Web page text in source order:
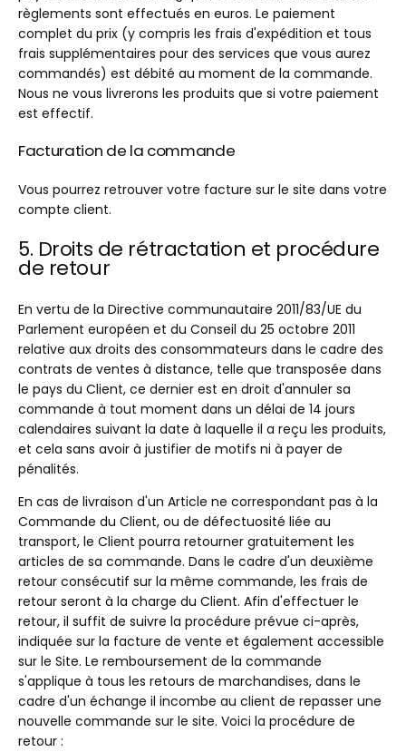
règlements sont effectués en euros. Le paiement
complet du prix (y compris les frais d'expédition et tous
frais supplémentaires pour des services que vous aurez
commandés) est débité au moment de la commande.
Nous ne vous livrerons les produits que si votre paiement
est effectif.
Facturation de la commande
Vous pourrez retrouver votre facture sur le site dans votre
compte client.
5. Droits de rétractation et procédure
de retour
En vertu de la Directive communautaire 2011/83/UE du
Parlement européen et du Conseil du 25 octobre 2011
relative aux droits des consommateurs dans le cadre des
contrats de ventes à distance, telle que transposée dans
le pays du Client, ce dernier est en droit d'annuler sa
commande à tout moment dans un délai de 14 jours
calendaires suivant la date à laquelle il a reçu les produits,
et cela sans avoir à justifier de motifs ni à payer de
pénalités.
En cas de livraison d'un Article ne correspondant pas à la
Commande du Client, ou de défectuosité liée au
transport, le Client pourra retourner gratuitement les
articles de sa commande. Dans le cadre d'un deuxième
retour consécutif sur la même commande, les frais de
retour seront à la charge du Client. Afin d'effectuer le
retour, il suffit de suivre la procédure prévue ci-après,
indiquée sur la facture de vente et également accessible
sur le Site. Le remboursement de la commande
s'applique à tous les retours de marchandises, dans le
cadre d'un échange il incombe au client de repasser une
nouvelle commande sur le site. Voici la procédure de
retour :